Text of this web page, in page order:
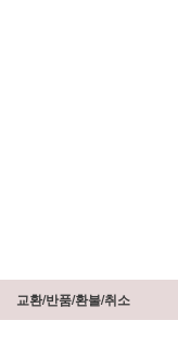
교환/반품/환불/취소